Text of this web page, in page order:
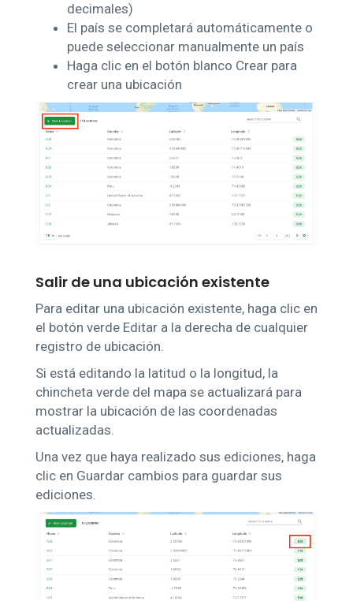
decimales)
El país se completará automáticamente o
puede seleccionar manualmente un país
Haga clic en el botón blanco Crear para
crear una ubicación
Salir de una ubicación existente
Para editar una ubicación existente, haga clic en
el botón verde Editar a la derecha de cualquier
registro de ubicación.
Si está editando la latitud o la longitud, la
chincheta verde del mapa se actualizará para
mostrar la ubicación de las coordenadas
actualizadas.
Una vez que haya realizado sus ediciones, haga
clic en Guardar cambios para guardar sus
ediciones.